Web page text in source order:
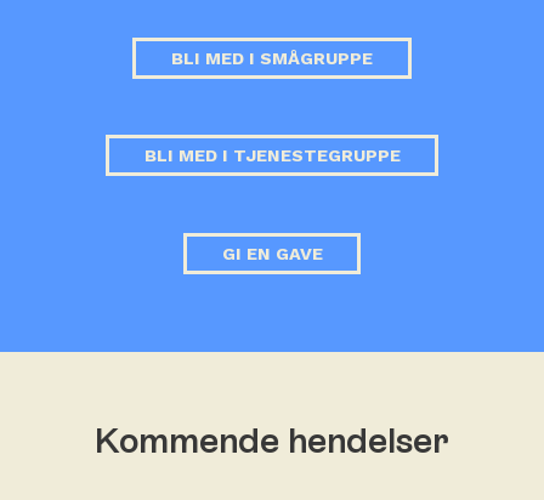
BLI MED I SMÅGRUPPE
BLI MED I TJENESTEGRUPPE
GI EN GAVE
Kommende hendelser